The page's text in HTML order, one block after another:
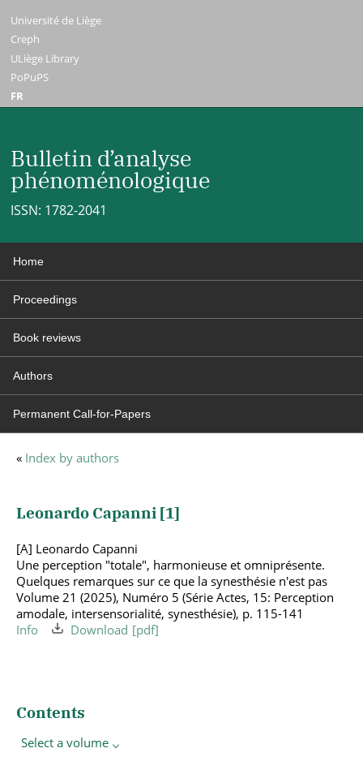
Université de Liège
Creph
ULiège Library
PoPuPS
FR
Bulletin d’analyse
phénoménologique
ISSN: 1782-2041
Home
Proceedings
Book reviews
Authors
Permanent Call-for-Papers
« Index by authors
Leonardo Capanni [1]
[A] Leonardo Capanni
Une perception "totale", harmonieuse et omniprésente.
Quelques remarques sur ce que la synesthésie n'est pas
Volume 21 (2025), Numéro 5 (Série Actes, 15: Perception
amodale, intersensorialité, synesthésie), p. 115-141
Info
Download
Contents
Select a volume